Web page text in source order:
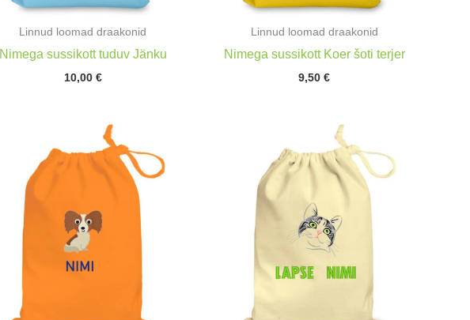
Linnud loomad draakonid
Nimega sussikott tuduv Jänku
10,00 €
Linnud loomad draakonid
Nimega sussikott Koer šoti terjer
9,50€